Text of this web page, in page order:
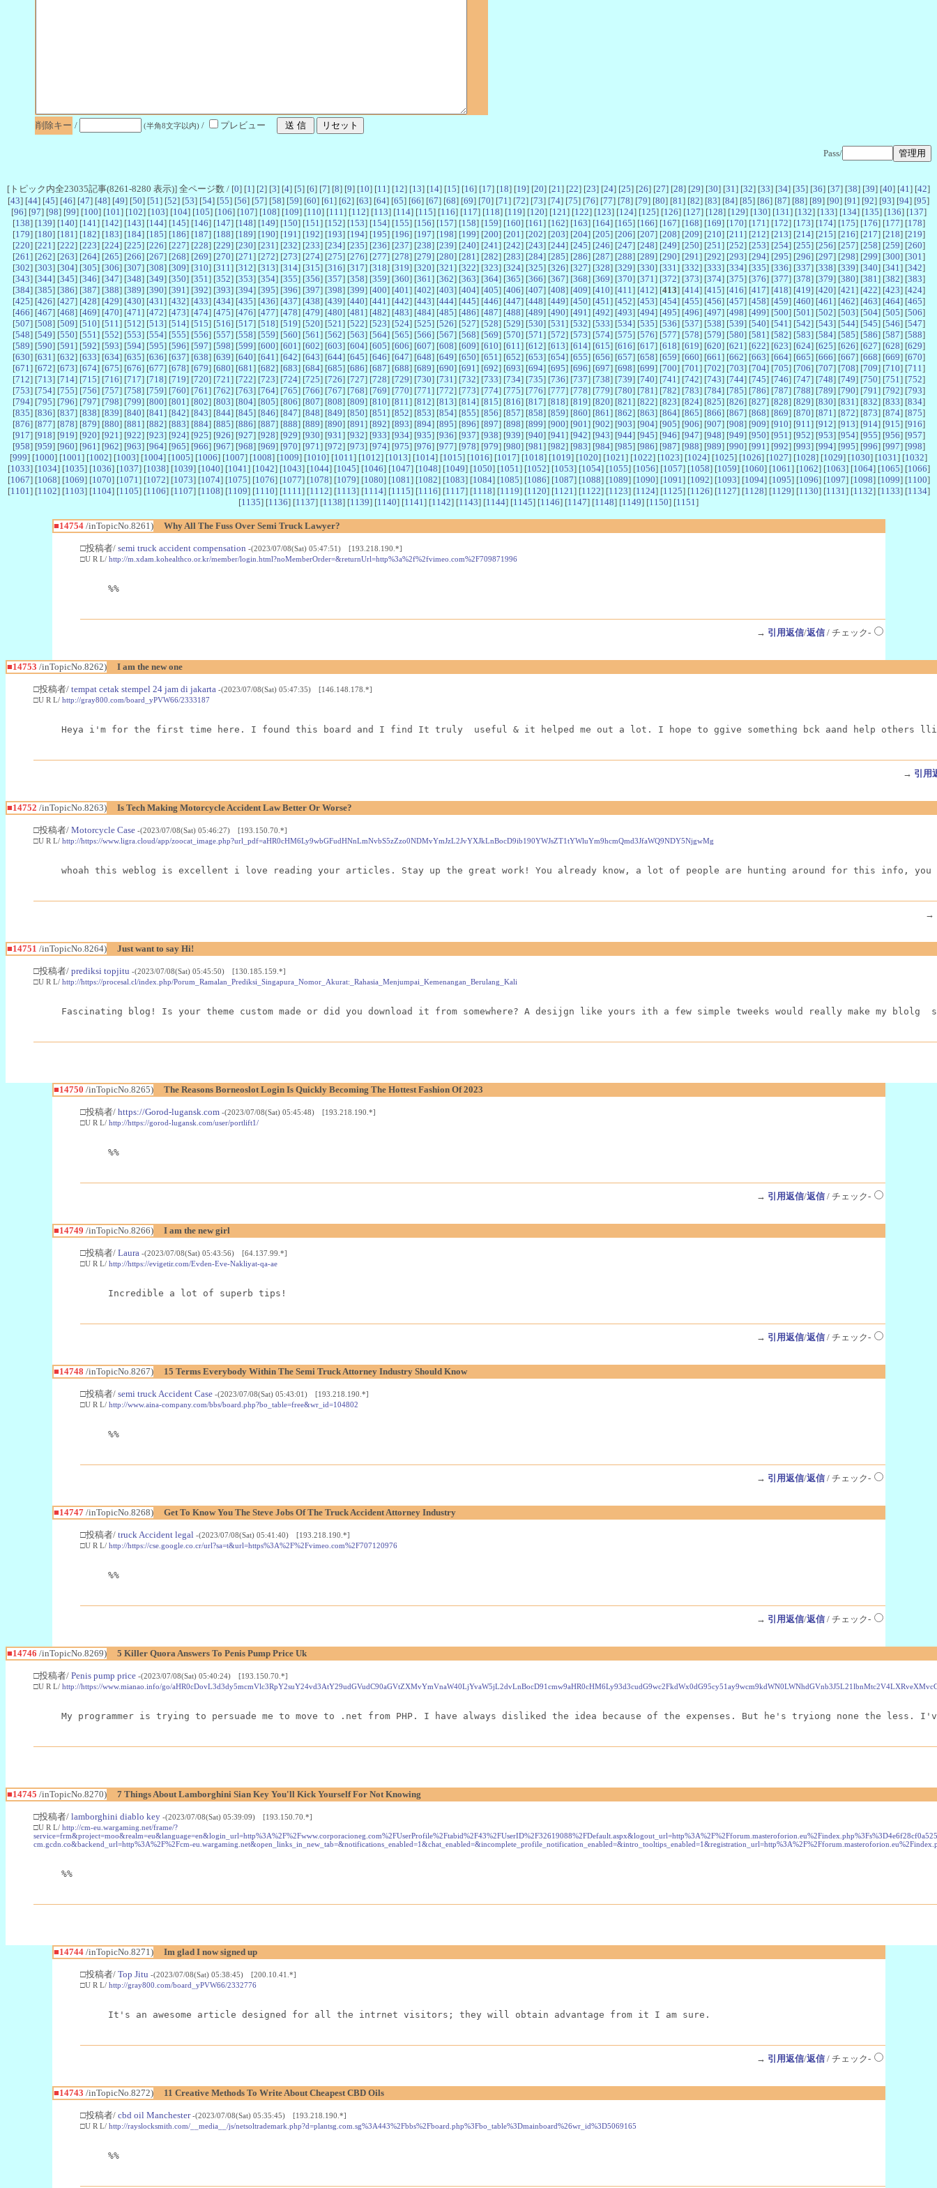
削除キー / (半角8文字以内) / プレビュー
Pass/
[トピック内全23035記事(8261-8280 表示)] 全ページ数 / [0] [1 ] [2] [3] [4] [5] [6] [7] [8] [9] [10] [11 ] [12] [13] [14] [15] [16] [17] [18] [19] [20] [21 ] [22] [23] [24] [25] [26] [27] [28] [29] [30] [31 ] [32] [33] [34] [35] [36] [37] [38] [39] [40] [41 ] [42]
[43] [44] [45] [46] [47] [48] [49] [50] [51 ] [52] [53] [54] [55] [56] [57] [58] [59] [60] [61 ] [62] [63] [64] [65] [66] [67] [68] [69] [70] [71 ] [72] [73] [74] [75] [76] [77] [78] [79] [80] [81 ] [82] [83] [84] [85] [86] [87] [88] [89] [90] [91 ] [92] [93] [94] [95]
[96] [97] [98] [99] [100] [101 ] [102] [103] [104] [105] [106] [107] [108] [109] [110] [111 ] [112] [113] [114] [115] [116] [117] [118] [119] [120] [121 ] [122] [123] [124] [125] [126] [127] [128] [129] [130] [131 ] [132] [133] [134] [135] [136] [137]
[138] [139] [140] [141 ] [142] [143] [144] [145] [146] [147] [148] [149] [150] [151 ] [152] [153] [154] [155] [156] [157] [158] [159] [160] [161 ] [162] [163] [164] [165] [166] [167] [168] [169] [170] [171 ] [172] [173] [174] [175] [176] [177] [178]
[179] [180] [181 ] [182] [183] [184] [185] [186] [187] [188] [189] [190] [191 ] [192] [193] [194] [195] [196] [197] [198] [199] [200] [201 ] [202] [203] [204] [205] [206] [207] [208] [209] [210] [211 ] [212] [213] [214] [215] [216] [217] [218] [219]
[220] [221 ] [222] [223] [224] [225] [226] [227] [228] [229] [230] [231 ] [232] [233] [234] [235] [236] [237] [238] [239] [240] [241 ] [242] [243] [244] [245] [246] [247] [248] [249] [250] [251 ] [252] [253] [254] [255] [256] [257] [258] [259] [260]
[261 ] [262] [263] [264] [265] [266] [267] [268] [269] [270] [271 ] [272] [273] [274] [275] [276] [277] [278] [279] [280] [281 ] [282] [283] [284] [285] [286] [287] [288] [289] [290] [291 ] [292] [293] [294] [295] [296] [297] [298] [299] [300] [301 ]
[302] [303] [304] [305] [306] [307] [308] [309] [310] [311 ] [312] [313] [314] [315] [316] [317] [318] [319] [320] [321 ] [322] [323] [324] [325] [326] [327] [328] [329] [330] [331 ] [332] [333] [334] [335] [336] [337] [338] [339] [340] [341 ] [342]
[343] [344] [345] [346] [347] [348] [349] [350] [351 ] [352] [353] [354] [355] [356] [357] [358] [359] [360] [361 ] [362] [363] [364] [365] [366] [367] [368] [369] [370] [371 ] [372] [373] [374] [375] [376] [377] [378] [379] [380] [381 ] [382] [383]
[384] [385] [386] [387] [388] [389] [390] [391 ] [392] [393] [394] [395] [396] [397] [398] [399] [400] [401 ] [402] [403] [404] [405] [406] [407] [408] [409] [410] [411 ] [412] [413] [414] [415] [416] [417] [418] [419] [420] [421 ] [422] [423] [424]
[425] [426] [427] [428] [429] [430] [431 ] [432] [433] [434] [435] [436] [437] [438] [439] [440] [441 ] [442] [443] [444] [445] [446] [447] [448] [449] [450] [451 ] [452] [453] [454] [455] [456] [457] [458] [459] [460] [461 ] [462] [463] [464] [465]
[466] [467] [468] [469] [470] [471 ] [472] [473] [474] [475] [476] [477] [478] [479] [480] [481 ] [482] [483] [484] [485] [486] [487] [488] [489] [490] [491 ] [492] [493] [494] [495] [496] [497] [498] [499] [500] [501 ] [502] [503] [504] [505] [506]
[507] [508] [509] [510] [511 ] [512] [513] [514] [515] [516] [517] [518] [519] [520] [521 ] [522] [523] [524] [525] [526] [527] [528] [529] [530] [531 ] [532] [533] [534] [535] [536] [537] [538] [539] [540] [541 ] [542] [543] [544] [545] [546] [547]
[548] [549] [550] [551 ] [552] [553] [554] [555] [556] [557] [558] [559] [560] [561 ] [562] [563] [564] [565] [566] [567] [568] [569] [570] [571 ] [572] [573] [574] [575] [576] [577] [578] [579] [580] [581 ] [582] [583] [584] [585] [586] [587] [588]
[589] [590] [591 ] [592] [593] [594] [595] [596] [597] [598] [599] [600] [601 ] [602] [603] [604] [605] [606] [607] [608] [609] [610] [611 ] [612] [613] [614] [615] [616] [617] [618] [619] [620] [621 ] [622] [623] [624] [625] [626] [627] [628] [629]
[630] [631 ] [632] [633] [634] [635] [636] [637] [638] [639] [640] [641 ] [642] [643] [644] [645] [646] [647] [648] [649] [650] [651 ] [652] [653] [654] [655] [656] [657] [658] [659] [660] [661 ] [662] [663] [664] [665] [666] [667] [668] [669] [670]
[671 ] [672] [673] [674] [675] [676] [677] [678] [679] [680] [681 ] [682] [683] [684] [685] [686] [687] [688] [689] [690] [691 ] [692] [693] [694] [695] [696] [697] [698] [699] [700] [701 ] [702] [703] [704] [705] [706] [707] [708] [709] [710] [711 ]
[712] [713] [714] [715] [716] [717] [718] [719] [720] [721 ] [722] [723] [724] [725] [726] [727] [728] [729] [730] [731 ] [732] [733] [734] [735] [736] [737] [738] [739] [740] [741 ] [742] [743] [744] [745] [746] [747] [748] [749] [750] [751 ] [752]
[753] [754] [755] [756] [757] [758] [759] [760] [761 ] [762] [763] [764] [765] [766] [767] [768] [769] [770] [771 ] [772] [773] [774] [775] [776] [777] [778] [779] [780] [781 ] [782] [783] [784] [785] [786] [787] [788] [789] [790] [791 ] [792] [793]
[794] [795] [796] [797] [798] [799] [800] [801 ] [802] [803] [804] [805] [806] [807] [808] [809] [810] [811 ] [812] [813] [814] [815] [816] [817] [818] [819] [820] [821 ] [822] [823] [824] [825] [826] [827] [828] [829] [830] [831 ] [832] [833] [834]
[835] [836] [837] [838] [839] [840] [841 ] [842] [843] [844] [845] [846] [847] [848] [849] [850] [851 ] [852] [853] [854] [855] [856] [857] [858] [859] [860] [861 ] [862] [863] [864] [865] [866] [867] [868] [869] [870] [871 ] [872] [873] [874] [875]
[876] [877] [878] [879] [880] [881 ] [882] [883] [884] [885] [886] [887] [888] [889] [890] [891 ] [892] [893] [894] [895] [896] [897] [898] [899] [900] [901 ] [902] [903] [904] [905] [906] [907] [908] [909] [910] [911 ] [912] [913] [914] [915] [916]
[917] [918] [919] [920] [921 ] [922] [923] [924] [925] [926] [927] [928] [929] [930] [931 ] [932] [933] [934] [935] [936] [937] [938] [939] [940] [941 ] [942] [943] [944] [945] [946] [947] [948] [949] [950] [951 ] [952] [953] [954] [955] [956] [957]
[958] [959] [960] [961 ] [962] [963] [964] [965] [966] [967] [968] [969] [970] [971 ] [972] [973] [974] [975] [976] [977] [978] [979] [980] [981 ] [982] [983] [984] [985] [986] [987] [988] [989] [990] [991 ] [992] [993] [994] [995] [996] [997] [998]
[999] [1000] [1001 ] [1002] [1003] [1004] [1005] [1006] [1007] [1008] [1009] [1010] [1011 ] [1012] [1013] [1014] [1015] [1016] [1017] [1018] [1019] [1020] [1021 ] [1022] [1023] [1024] [1025] [1026] [1027] [1028] [1029] [1030] [1031 ] [1032]
[1033] [1034] [1035] [1036] [1037] [1038] [1039] [1040] [1041 ] [1042] [1043] [1044] [1045] [1046] [1047] [1048] [1049] [1050] [1051 ] [1052] [1053] [1054] [1055] [1056] [1057] [1058] [1059] [1060] [1061 ] [1062] [1063] [1064] [1065] [1066]
[1067] [1068] [1069] [1070] [1071 ] [1072] [1073] [1074] [1075] [1076] [1077] [1078] [1079] [1080] [1081 ] [1082] [1083] [1084] [1085] [1086] [1087] [1088] [1089] [1090] [1091 ] [1092] [1093] [1094] [1095] [1096] [1097] [1098] [1099] [1100]
[1101 ] [1102] [1103] [1104] [1105] [1106] [1107] [1108] [1109] [1110] [1111 ] [1112] [1113] [1114] [1115] [1116] [1117] [1118] [1119] [1120] [1121 ] [1122] [1123] [1124] [1125] [1126] [1127] [1128] [1129] [1130] [1131 ] [1132] [1133] [1134]
[1135] [1136] [1137] [1138] [1139] [1140] [1141 ] [1142] [1143] [1144] [1145] [1146] [1147] [1148] [1149] [1150] [1151 ]
■14754/inTopicNo.8261) Why All The Fuss Over Semi Truck Lawyer?
□投稿者/ semi truck accident compensation -(2023/07/08(Sat) 05:47:51) [193.218.190.*]
□U R L/ http://m.xdam.kohealthco.or.kr/member/login.html?noMemberOrder=&returnUrl=http%3a%2f%2fvimeo.com%2F709871996
%%
→ 引用返信/返信/ チェック-
■14753 /inTopicNo.8262) I am the new one
□投稿者/ tempat cetak stempel 24 jam di jakarta -(2023/07/08(Sat) 05:47:35) [146.148.178.*]
□U R L/ http://gray800.com/board_yPVW66/2333187
Heya i'm for the first time here. I found this board and I find It truly  useful & it helped me out a lot. I hope to ggive something bck aand help others
→ 引用
■14752 /inTopicNo.8263) Is Tech Making Motorcycle Accident Law Better Or Worse?
□投稿者/ Motorcycle Case -(2023/07/08(Sat) 05:46:27) [193.150.70.*]
□U R L/ http://https://www.ligra.cloud/app/zoocat_image.php?url_pdf=aHR0cHM6Ly9wbGFudHNnLmNvbS5zZzo0NDMvYmJzL2JvYXJkLnBocD9ib190YWJsZT1tYWluYm9hcmQmd3JfaWQ9NDY5NjgwMg
whoah this weblog is excellent i love reading your articles. Stay up the great work! You already know, a lot of people are hunting around for this info, you
→
■14751 /inTopicNo.8264) Just want to say Hi!
□投稿者/ prediksi topjitu -(2023/07/08(Sat) 05:45:50) [130.185.159.*]
□U R L/ http://https://procesal.cl/index.php/Porum_Ramalan_Prediksi_Singapura_Nomor_Akurat:_Rahasia_Menjumpai_Kemenangan_Berulang_Kali
Fascinating blog! Is your theme custom made or did you download it from somewhere? A desijgn like yours ith a few simple tweeks would really make my blolg
■14750 /inTopicNo.8265) The Reasons Borneoslot Login Is Quickly Becoming The Hottest Fashion Of 2023
□投稿者/ https://Gorod-lugansk.com -(2023/07/08(Sat) 05:45:48) [193.218.190.*]
□U R L/ http://https://gorod-lugansk.com/user/portlift1/
%%
→ 引用返信/返信/ チェック-
■14749 /inTopicNo.8266) I am the new girl
□投稿者/ Laura -(2023/07/08(Sat) 05:43:56) [64.137.99.*]
□U R L/ http://https://evigetir.com/Evden-Eve-Nakliyat-qa-ae
Incredible a lot of superb tips!
→ 引用返信/返信/ チェック-
■14748 /inTopicNo.8267) 15 Terms Everybody Within The Semi Truck Attorney Industry Should Know
□投稿者/ semi truck Accident Case -(2023/07/08(Sat) 05:43:01) [193.218.190.*]
□U R L/ http://www.aina-company.com/bbs/board.php?bo_table=free&wr_id=104802
%%
→ 引用返信/返信/ チェック-
■14747/inTopicNo.8268) Get To Know You The Steve Jobs Of The Truck Accident Attorney Industry
□投稿者/ truck Accident legal -(2023/07/08(Sat) 05:41:40) [193.218.190.*]
□U R L/ http://https://cse.google.co.cr/url?sa=t&url=https%3A%2F%2Fvimeo.com%2F707120976
%%
→ 引用返信/返信/ チェック-
■14746 /inTopicNo.8269) 5 Killer Quora Answers To Penis Pump Price Uk
□投稿者/ Penis pump price -(2023/07/08(Sat) 05:40:24) [193.150.70.*]
□U R L/ http://https://www.mianao.info/go/
My programmer is trying to persuade me to move to .net from PHP. I have always disliked the idea because of the expenses. But he's tryiong none the
■14745 /inTopicNo.8270) 7 Things About Lamborghini Sian Key You'll Kick Yourself For Not Knowing
□投稿者/ lamborghini diablo key -(2023/07/08(Sat) 05:39:09) [193.150.70.*]
□U R L/ http://cm-eu.wargaming.net/frame/?
cm.gcdn.co&backend_url=http%3A%2F%2Fcm-
%%
■14744/inTopicNo.8271) Im glad I now signed up
□投稿者/ Top Jitu -(2023/07/08(Sat) 05:38:45) [200.10.41.*]
□U R L/ http://gray800.com/board_yPVW66/2332776
It's an awesome article designed for all the intrnet visitors; they will obtain advantage from it I am sure.
→ 引用返信/返信/ チェック-
■14743 /inTopicNo.8272) 11 Creative Methods To Write About Cheapest CBD Oils
□投稿者/ cbd oil Manchester -(2023/07/08(Sat) 05:35:45) [193.218.190.*]
□U R L/ http://rayslocksmith.com/__media__/js/netsoltrademark.php?d=plantsg.com.sg%3A443%2Fbbs%2Fboard.php%3Fbo_table%3Dmainboard%26wr_id%3D5069165
%%